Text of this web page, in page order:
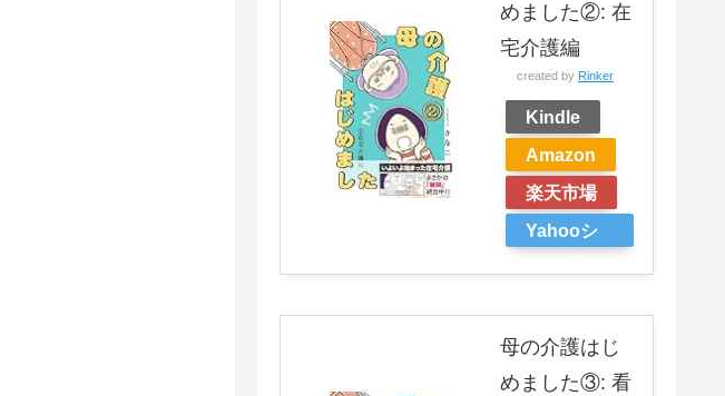
めました②: 在
宅介護編
created by Rinker
Kindle
Amazon
楽天市場
Yahooシ
母の介護はじ
めました③: 看